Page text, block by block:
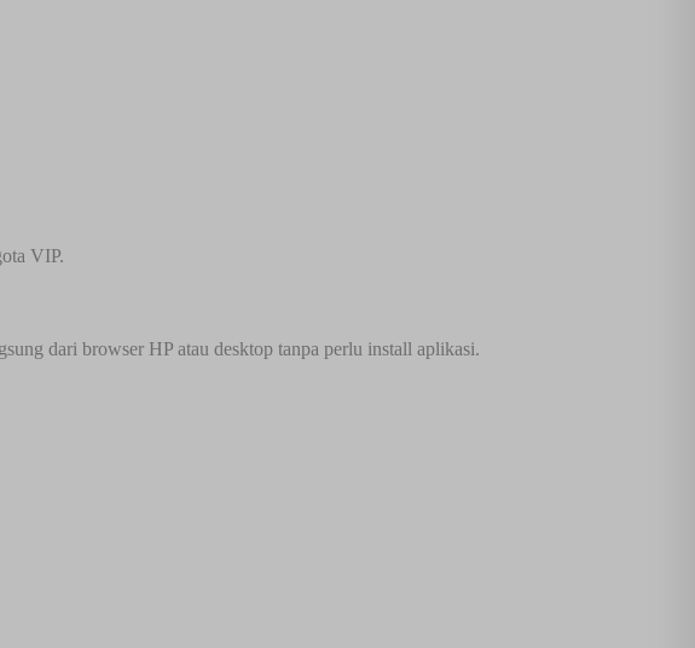
VIP.
dari browser HP atau desktop tanpa perlu install aplikasi.